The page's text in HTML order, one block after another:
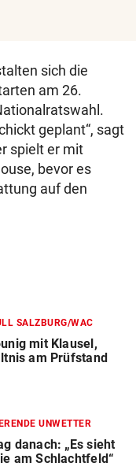
sich die
am 26.
geplant“, sagt
spielt er mit
bevor es
auf den
SALZBURG/WAC
mit Klausel,
am Prüfstand
UNWETTER
danach: „Es sieht
am Schlachtfeld“